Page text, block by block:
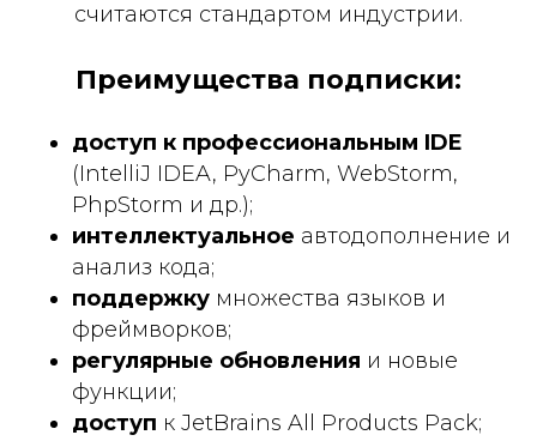
считаются стандартом индустрии.
Преимущества подписки:
доступ к профессиональным IDE
(IntelliJ IDEA, PyCharm, WebStorm,
PhpStorm и др.);
интеллектуальное автодополнение и
анализ кода;
поддержку множества языков и
фреймворков;
регулярные обновления и новые
функции;
доступ к JetBrains All Products Pack;